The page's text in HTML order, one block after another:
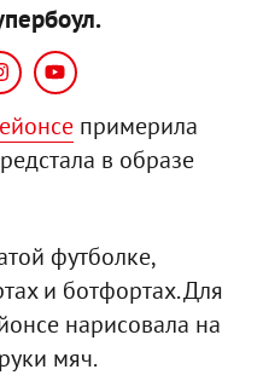
примерила
в образе
футболке,
и ботфортах. Для
нарисовала на
мяч.